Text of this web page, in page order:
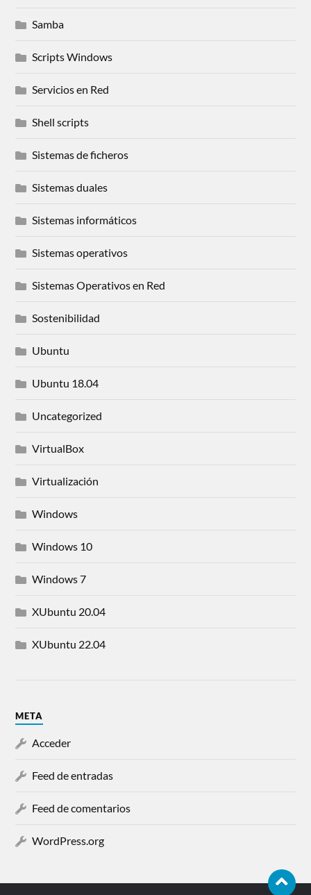
Samba
Scripts Windows
Servicios en Red
Shell scripts
Sistemas de ficheros
Sistemas duales
Sistemas informáticos
Sistemas operativos
Sistemas Operativos en Red
Sostenibilidad
Ubuntu
Ubuntu 18.04
Uncategorized
VirtualBox
Virtualización
Windows
Windows 10
Windows 7
XUbuntu 20.04
XUbuntu 22.04
META
Acceder
Feed de entradas
Feed de comentarios
WordPress.org